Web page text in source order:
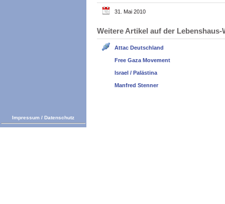
31. Mai 2010
Weitere Artikel auf der
Attac Deutschland
Free Gaza Movement
Israel / Palästina
Manfred Stenner
Impressum / Datenschutz